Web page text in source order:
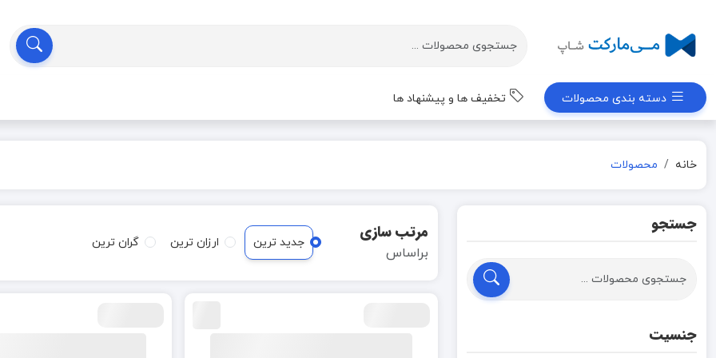
دسته بندی محصولات تخفیف ها و پیشنهاد ها
خانه محصولات
جستجو
جنسیت
مرتب سازی
براساس
جدید ترین ارزان ترین گران ترین